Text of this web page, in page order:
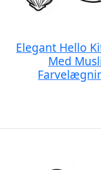
Elegant Hello
Med